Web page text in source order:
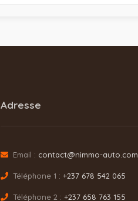
Adresse
Email : contact@nimmo-auto.com
Téléphone 1 : +237 678 542 065
Téléphone 2 : +237 658 763 155